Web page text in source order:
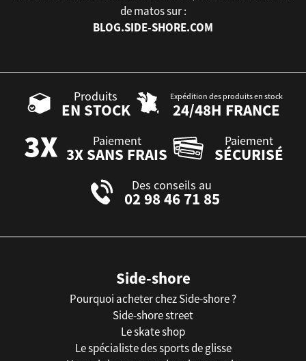
de matos sur :
BLOG.SIDE-SHORE.COM
Produits
EN STOCK
Expédition des produits en stock
24/48H FRANCE
Paiement
3X SANS FRAIS
Paiement
SÉCURISÉ
Des conseils au
02 98 46 71 85
Side-shore
Pourquoi acheter chez Side-shore ?
Side-shore street
Le skate shop
Le spécialiste des sports de glisse